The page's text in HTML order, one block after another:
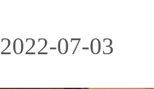
2022-07-03